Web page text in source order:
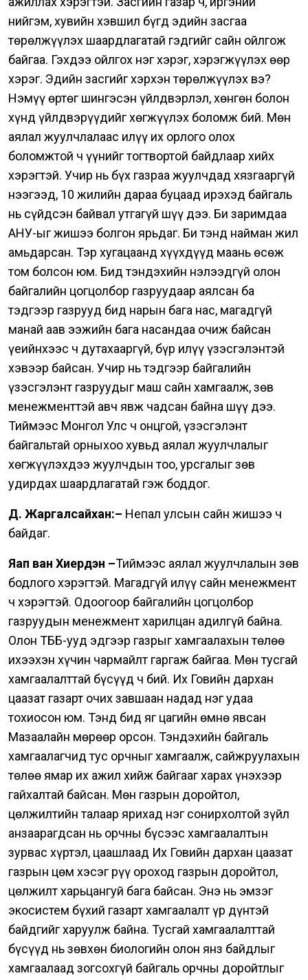
нийгэм, хувийн хэвшил бүгд эдийн засгаа
төрөлжүүлэх шаардлагатай гэдгийг сайн ойлгож
байгаа. Гэхдээ ойлгох нэг хэрэг, хэрэгжүүлэх өөр
хэрэг. Эдийн засгийг хэрхэн төрөлжүүлэх вэ?
Нэмүү өртөг шингэсэн үйлдвэрлэл, хөнгөн болон
хүнд үйлдвэрүүдийг хөгжүүлэх боломж бий. Мөн
аялал жуулчлалаас илүү их орлого олох
боломжтой ч үүнийг тогтвортой байдлаар хийх
хэрэгтэй. Учир нь бүх газраа жуулчдад хязгааргүй
нээгээд, 10 жилийн дараа буцаад ирэхэд байгаль
нь сүйдсэн байвал утгагүй шүү дээ. Би заримдаа
АНУ-ыг жишээ болгон ярьдаг. Би тэнд найман жил
амьдарсан. Тэр хугацаанд хүүхдүүд маань өсөж
том болсон юм. Бид тэндэхийн нэлээдгүй олон
байгалийн цогцолбор газруудаар аялсан ба
тэдгээр газрууд бид нарын бага нас, магадгүй
манай аав ээжийн бага насандаа очиж байсан
үеийнхээс ч дутахааргүй, бүр илүү үзэсгэлэнтэй
хэвээр байсан. Учир нь тэдгээр байгалийн
үзэсгэлэнт газруудыг маш сайн хамгаалж, зөв
менежменттэй авч явж чадсан байна шүү дээ.
Тиймээс Монгол Улс ч онцгой, үзэсгэлэнт
байгальтай орныхоо хувьд аялал жуулчлалыг
хөгжүүлэхдээ жуулчдын тоо, урсгалыг зөв
удирдах шаардлагатай гэж боддог.
Д. Жаргалсайхан:– Непал улсын сайн жишээ ч
байдаг.
Яап ван Хиердэн –Тиймээс аялал жуулчлалын зөв
бодлого хэрэгтэй. Магадгүй илүү сайн менежмент
ч хэрэгтэй. Одоогоор байгалийн цогцолбор
газруудын менежмент харилцан адилгүй байна.
Олон ТББ-ууд эдгээр газрыг хамгаалахын төлөө
ихээхэн хүчин чармайлт гаргаж байгаа. Мөн тусгай
хамгаалалттай бүсүүд ч бий. Их Говийн дархан
цаазат газарт очих завшаан надад нэг удаа
тохиосон юм. Тэнд бид яг цагийн өмнө явсан
Мазаалайн мөрөөр орсон. Тэндэхийн байгаль
хамгаалагчид тус орчныг хамгаалж, сайжруулахын
төлөө ямар их ажил хийж байгааг харах үнэхээр
гайхалтай байсан. Мөн газрын доройтол,
цөлжилтийн талаар ярихад нэг сонирхолтой зүйл
анзаарагдсан нь орчны бүсээс хамгаалалтын
зурвас хүртэл, цаашлаад Их Говийн дархан цаазат
газрын цөм хэсэг рүү ороход газрын доройтол,
цөлжилт харьцангуй бага байсан. Энэ нь эмзэг
экосистем бүхий газарт хамгаалалт үр дүнтэй
байдгийг харуулж байна. Тусгай хамгаалалттай
бүсүүд нь зөвхөн биологийн олон янз байдлыг
хамгаалаад зогсохгүй байгаль орчны доройтлыг